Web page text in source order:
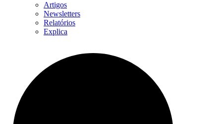
Artigos
Newsletters
Relatórios
Explica